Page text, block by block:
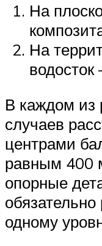
На
На
В каждом из
случаев
центрами
равным 400
опорные
одному